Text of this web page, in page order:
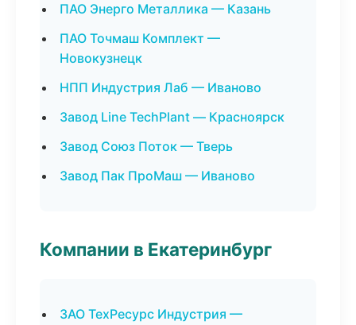
ПАО Энерго Металлика — Казань
ПАО Точмаш Комплект —
Новокузнецк
НПП Индустрия Лаб — Иваново
Завод Line TechPlant — Красноярск
Завод Союз Поток — Тверь
Завод Пак ПроМаш — Иваново
Компании в Екатеринбург
ЗАО ТехРесурс Индустрия —